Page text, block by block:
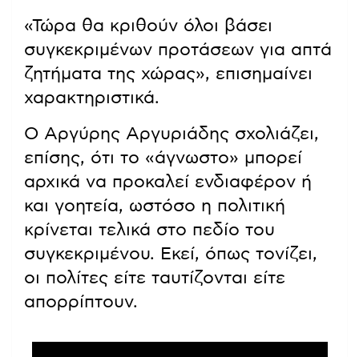
«Τώρα θα κριθούν όλοι βάσει
συγκεκριμένων προτάσεων για απτά
ζητήματα της χώρας», επισημαίνει
χαρακτηριστικά.
Ο Αργύρης Αργυριάδης σχολιάζει,
επίσης, ότι το «άγνωστο» μπορεί
αρχικά να προκαλεί ενδιαφέρον ή
και γοητεία, ωστόσο η πολιτική
κρίνεται τελικά στο πεδίο του
συγκεκριμένου. Εκεί, όπως τονίζει,
οι πολίτες είτε ταυτίζονται είτε
απορρίπτουν.